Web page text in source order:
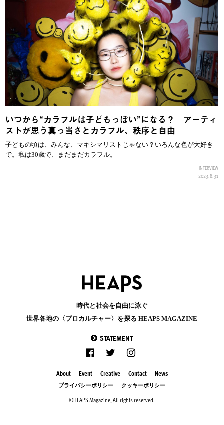
いつから“カラフルは子どもっぽい”になる？ アーティ
ストが思う真っ当さとカラフル、秩序と自由
子どもの頃は、みんな、マキシマリストじゃない？いろんな色が大好き
で。私は30歳で、まだまだカラフル。
INTERVIEW
2023.8.31
時代と社会を自由に泳ぐ
世界各地の〈プロカルチャー〉を探る HEAPS MAGAZINE
STATEMENT
About Event Creative Contact News
プライバシーポリシー クッキーポリシー
©HEAPS Magazine, All rights reserved.